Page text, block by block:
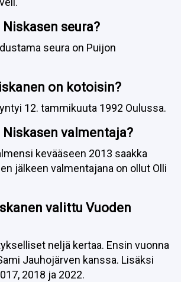
seura?
on kotoisin?
Niskasen valmentaja?
kevääseen 2013 saakka
jälkeen valmentajana on ollut Olli
valittu Vuoden
neljä kertaa. Ensin vuonna
Jauhojärven kanssa. Lisäksi
2018 ja 2022.